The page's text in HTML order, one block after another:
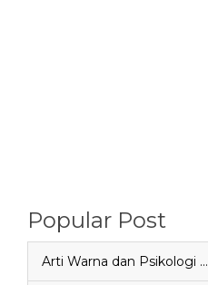
Popular Post
Arti Warna dan Psikologi …